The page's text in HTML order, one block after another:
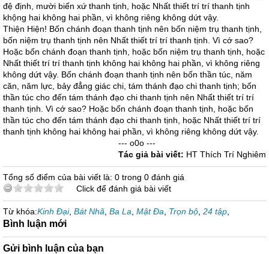
đệ định, mười biến xứ thanh tịnh, hoặc Nhất thiết trí trí thanh tịnh
khộng hai không hai phần, vì không riêng không dứt vậy.
Thiện Hiện! Bốn chánh đoạn thanh tịnh nên bốn niệm trụ thanh tịnh,
bốn niệm trụ thanh tịnh nên Nhất thiết trí trí thanh tịnh. Vì cớ sao?
Hoặc bốn chánh đoạn thanh tịnh, hoặc bốn niệm trụ thanh tịnh, hoặc
Nhất thiết trí trí thanh tịnh không hai không hai phần, vì không riêng
không dứt vậy. Bốn chánh đoạn thanh tịnh nên bốn thần túc, năm
căn, năm lực, bảy đẳng giác chi, tám thánh đạo chi thanh tịnh; bốn
thần túc cho đến tám thánh đạo chi thanh tịnh nên Nhất thiết trí trí
thanh tịnh. Vì cớ sao? Hoặc bốn chánh đoạn thanh tịnh, hoặc bốn
thần túc cho đến tám thánh đạo chi thanh tịnh, hoặc Nhất thiết trí trí
thanh tịnh không hai không hai phần, vì không riêng không dứt vậy.
--- o0o ---
Tác giả bài viết: HT Thích Trí Nghiêm
Tổng số điểm của bài viết là: 0 trong 0 đánh giá
Click để đánh giá bài viết
Từ khóa:Kinh Đại, Bát Nhã Ba La Mật Đa Trọn bộ 24 tập
Bình luận mới
Gửi bình luận của bạn